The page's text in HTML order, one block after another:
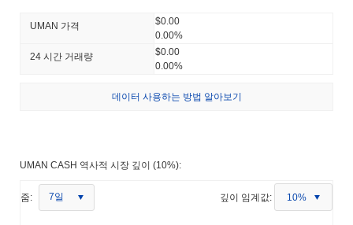
UMAN 가격
$0.00
0.00%
24 시간 거래량
$0.00
0.00%
데이터 사용하는 방법 알아보기
UMAN CASH 역사적 시장 깊이 (10%):
줌: 7일 깊이 임계값: 10%